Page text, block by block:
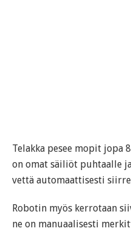
Telakka pesee mopit jopa
on omat säiliöt puhtaalle
vettä automaattisesti
Robotin myös kerrotaan
ne on manuaalisesti